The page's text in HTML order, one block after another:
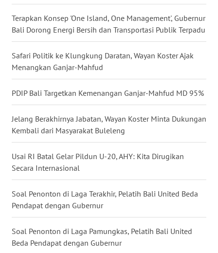
Terapkan Konsep 'One Island, One Management', Gubernur
Bali Dorong Energi Bersih dan Transportasi Publik Terpadu
Safari Politik ke Klungkung Daratan, Wayan Koster Ajak
Menangkan Ganjar-Mahfud
PDIP Bali Targetkan Kemenangan Ganjar-Mahfud MD 95%
Jelang Berakhirnya Jabatan, Wayan Koster Minta Dukungan
Kembali dari Masyarakat Buleleng
Usai RI Batal Gelar Pildun U-20, AHY: Kita Dirugikan
Secara Internasional
Soal Penonton di Laga Terakhir, Pelatih Bali United Beda
Pendapat dengan Gubernur
Soal Penonton di Laga Pamungkas, Pelatih Bali United
Beda Pendapat dengan Gubernur
WN
KALTARA
WN
KALSEL
WN
KALTIM
WN
WN
WN
SULUT
MALUKU